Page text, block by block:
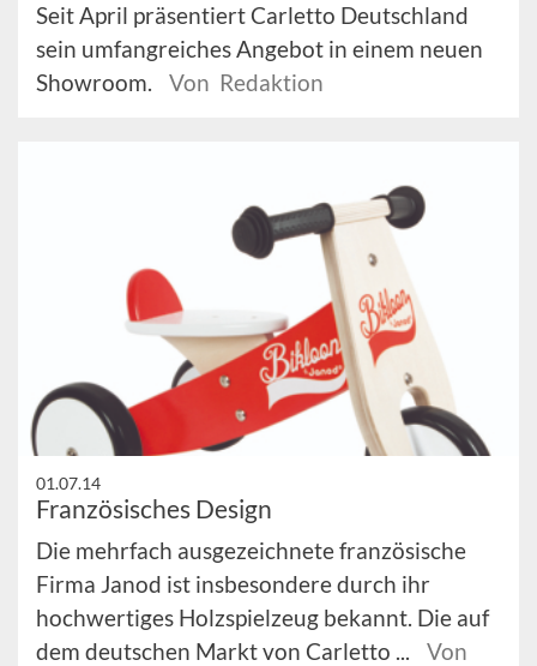
Seit April präsentiert Carletto Deutschland
sein umfangreiches Angebot in einem neuen
Showroom.
Von Redaktion
01.07.14
Französisches Design
Die mehrfach ausgezeichnete französische
Firma Janod ist insbesondere durch ihr
hochwertiges Holzspielzeug bekannt. Die auf
dem deutschen Markt von Carletto ...
Von